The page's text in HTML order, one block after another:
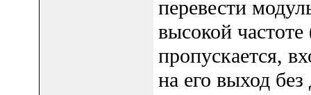
перевести
высокой
пропускается,
на его выход